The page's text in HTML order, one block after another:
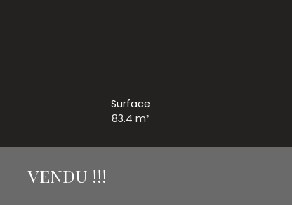
Surface
83.4m²
VENDU !!!